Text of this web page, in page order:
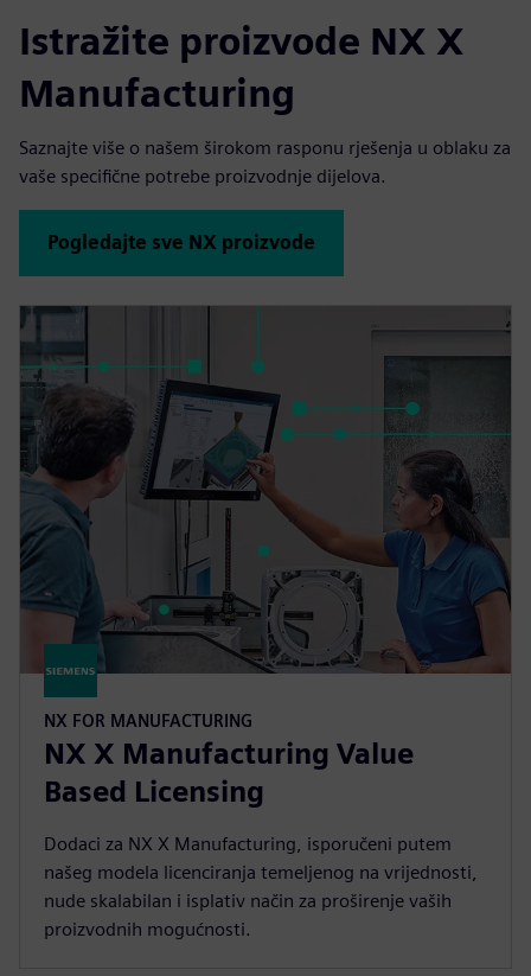
Istražite proizvode NX X
Manufacturing
Saznajte više o našem širokom rasponu rješenja u oblaku za
vaše specifične potrebe proizvodnje dijelova.
Pogledajte sve NX proizvode
NX FOR MANUFACTURING
NX X Manufacturing Value
Based Licensing
Dodaci za NX X Manufacturing, isporučeni putem
našeg modela licenciranja temeljenog na vrijednosti,
nude skalabilan i isplativ način za proširenje vaših
proizvodnih mogućnosti.